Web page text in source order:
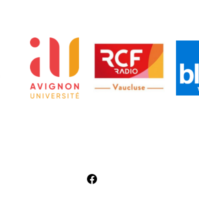
Facebook